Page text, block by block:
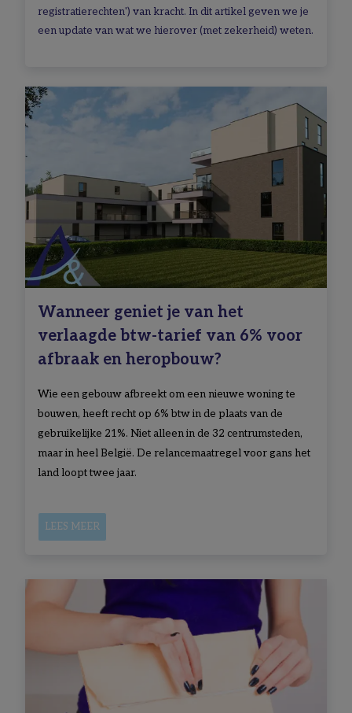
registratierechten') van kracht. In dit artikel geven we je
een update van wat we hierover (met zekerheid) weten.
Wanneer geniet je van het
verlaagde btw-tarief van 6% voor
afbraak en heropbouw?
Wie een gebouw afbreekt om een nieuwe woning te
bouwen, heeft recht op 6% btw in de plaats van de
gebruikelijke 21%. Niet alleen in de 32 centrumsteden,
maar in heel België. De relancemaatregel voor gans het
land loopt twee jaar.
LEES MEER